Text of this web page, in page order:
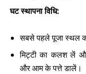
घट स्थापना विधि:
सबसे पहले पूजा स्थल
मिट्टी का कलश लें
और आम के पत्ते डालें।